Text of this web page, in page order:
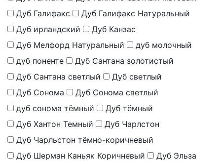
Дуб Галифакс
Дуб Галифакс Натуральный
Дуб ирландский
Дуб Канзас
Дуб Мелфорд Натуральный
дуб молочный
дуб поненте
Дуб Сантана золотистый
Дуб Сантана светлый
Дуб светлый
Дуб Сонома
Дуб Сонома светлый
дуб сонома тёмный
Дуб тёмный
Дуб Хантон Темный
Дуб Чарлстон
Дуб Чарльстон тёмно-коричневый
Дуб Шерман Каньяк Коричневый
Дуб Эльза